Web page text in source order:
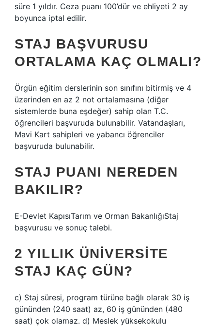
süre 1 yıldır. Ceza puanı 100’dür ve ehliyeti 2 ay
boyunca iptal edilir.
STAJ BAŞVURUSU
ORTALAMA KAÇ OLMALI?
Örgün eğitim derslerinin son sınıfını bitirmiş ve 4
üzerinden en az 2 not ortalamasına (diğer
sistemlerde buna eşdeğer) sahip olan T.C.
öğrencileri başvuruda bulunabilir. Vatandaşları,
Mavi Kart sahipleri ve yabancı öğrenciler
başvuruda bulunabilir.
STAJ PUANI NEREDEN
BAKILIR?
E-Devlet KapısıTarım ve Orman BakanlığıStaj
başvurusu ve sonuç talebi.
2 YILLIK ÜNIVERSITE
STAJ KAÇ GÜN?
c) Staj süresi, program türüne bağlı olarak 30 iş
gününden (240 saat) az, 60 iş gününden (480
saat) çok olamaz. d) Meslek yüksekokulu